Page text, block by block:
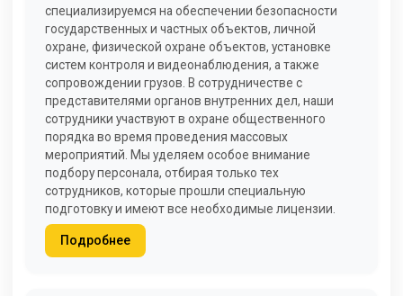
специализируемся на обеспечении безопасности
государственных и частных объектов, личной
охране, физической охране объектов, установке
систем контроля и видеонаблюдения, а также
сопровождении грузов. В сотрудничестве с
представителями органов внутренних дел, наши
сотрудники участвуют в охране общественного
порядка во время проведения массовых
мероприятий. Мы уделяем особое внимание
подбору персонала, отбирая только тех
сотрудников, которые прошли специальную
подготовку и имеют все необходимые лицензии.
Подробнее